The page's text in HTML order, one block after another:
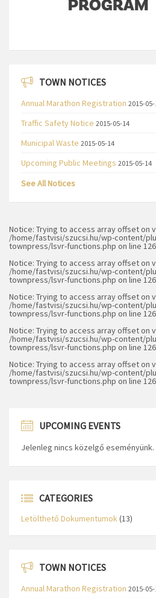
TOWN NOTICES
Annual Marathon Registration 2015-
Traffic Safety Notice 2015-05-14
Municipal Waste 2015-05-14
Upcoming Public Meetings 2015-05-14
See All Notices
Notice: Trying to access array offset on
/home/fastvisi/szucsi.hu/wp-content/
townpress/lsvr-functions.php on line 126
Notice: Trying to access array offset on
/home/fastvisi/szucsi.hu/wp-content/
townpress/lsvr-functions.php on line 126
Notice: Trying to access array offset on
/home/fastvisi/szucsi.hu/wp-content/
townpress/lsvr-functions.php on line 126
Notice: Trying to access array offset on
/home/fastvisi/szucsi.hu/wp-content/
townpress/lsvr-functions.php on line 126
Notice: Trying to access array offset on
/home/fastvisi/szucsi.hu/wp-content/
townpress/lsvr-functions.php on line 126
UPCOMING EVENTS
Jelenleg nincs közelgő eseményünk.
CATEGORIES
Letölthető Dokumentumok(13)
TOWN NOTICES
Annual Marathon Registration 2015-